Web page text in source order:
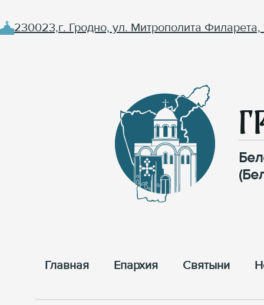
230023,г. Гродно, ул. Митрополита Филарета,
Главная Епархия Cвятыни